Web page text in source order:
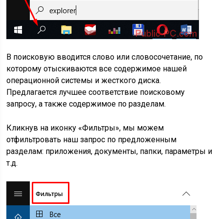
В поисковую вводится слово или словосочетание, по
которому отыскиваются все содержимое нашей
операционной системы и жесткого диска.
Предлагается лучшее соответствие поисковому
запросу, а также содержимое по разделам.
Кликнув на иконку «Фильтры», мы можем
отфильтровать наш запрос по предложенным
разделам: приложения, документы, папки, параметры и
т.д.